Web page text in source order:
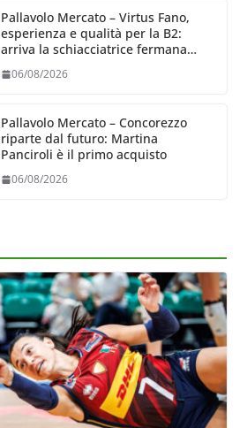
Pallavolo Mercato – Virtus Fano,
esperienza e qualità per la B2:
arriva la schiacciatrice fermana
06/08/2026
Pallavolo Mercato – Concorezzo
riparte dal futuro: Martina
Panciroli è il primo acquisto
06/08/2026